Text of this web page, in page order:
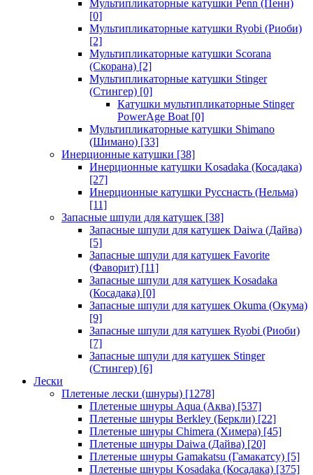
Мультипликаторные катушки Penn (Пенн)
[0]
Мультипликаторные катушки Ryobi (Риоби)
[2]
Мультипликаторные катушки Scorana
(Скорана) [2]
Мультипликаторные катушки Stinger
(Стингер) [0]
Катушки мультипликаторные Stinger
PowerAge Boat [0]
Мультипликаторные катушки Shimano
(Шимано) [33]
Инерционные катушки [38]
Инерционные катушки Kosadaka (Косадака)
[27]
Инерционные катушки Русснасть (Нельма)
[11]
Запасные шпули для катушек [38]
Запасные шпули для катушек Daiwa (Дайва)
[5]
Запасные шпули для катушек Favorite
(Фаворит) [11]
Запасные шпули для катушек Kosadaka
(Косадака) [0]
Запасные шпули для катушек Okuma (Окума)
[9]
Запасные шпули для катушек Ryobi (Риоби)
[7]
Запасные шпули для катушек Stinger
(Стингер) [6]
Лески
Плетеные лески (шнуры) [1278]
Плетеные шнуры Aqua (Аква) [537]
Плетеные шнуры Berkley (Беркли) [22]
Плетеные шнуры Chimera (Химера) [45]
Плетеные шнуры Daiwa (Дайва) [20]
Плетеные шнуры Gamakatsu (Гамакатсу) [5]
Плетеные шнуры Kosadaka (Косадака) [375]